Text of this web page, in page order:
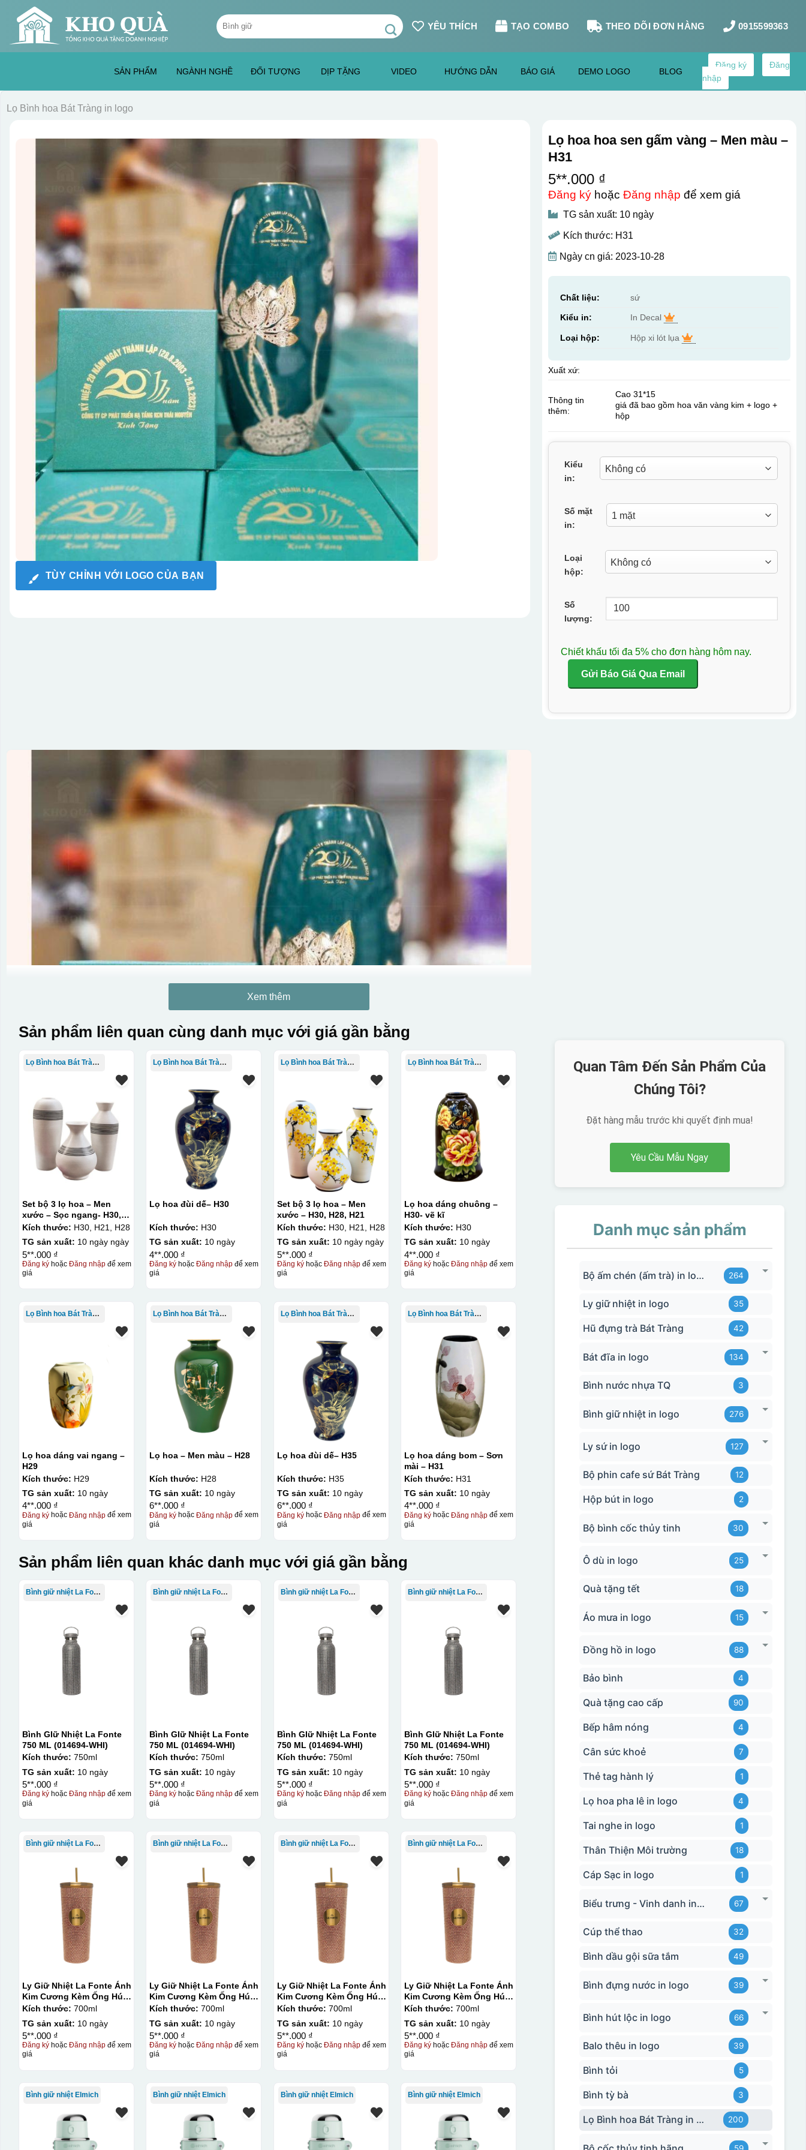
content
Tìm
kiếm:
YÊU THÍCH TẠO COMBO THEO DÕI ĐƠN HÀNG 0915599363
SẢN PHẨM NGÀNH NGHỀ ĐỐI TƯỢNG DỊP TẶNG VIDEO HƯỚNG DẪN BÁO GIÁ DEMO LOGO BLOG
Đăng ký
Đăng
nhập
Lọ Bình hoa Bát Tràng in logo
TÙY CHỈNH VỚI LOGO CỦA BẠN
Lọ hoa hoa sen gấm vàng – Men màu –
H31
5**.000 ₫
Đăng kýhoặc Đăng nhập để xem giá
TG sản xuất: 10 ngày
Kích thước: H31
Ngày cn giá: 2023-10-28
Chất liệu: sứ
Kiểu in: In Decal
Loại hộp: Hộp xi lót lụa
Xuất xứ:
Thông tin
thêm:
Cao 31*15
giá đã bao gồm hoa văn vàng kim + logo +
hộp
Kiểu
in:
Số mặt
in:
Loại
hộp:
Số
lượng:
Chiết khấu tối đa 5% cho đơn hàng hôm nay.
Gửi Báo Giá Qua Email
IN Decal lên GỐM SỨ
Bước 1: Tạo khuôn in để tạo ra Decal Bước 2: Dán decal lên gốm sứ Bước 3: Cho vào lò nung ở nhiệt độ 700-800 độ C
Bước 1: Tạo ra DECAL
Để tạo ra decal trước khi dán nó lên gốm sứ, xưởng in sẽ in lên 1 loại giấy đặc biệt, và kích
thước logo được căn chỉnh theo sản phẩm, để khi dán không bị nhỏ hoặc to quá
Decal được in xong, sẽ có 1 nền vàng phía dưới
Xem thêm
Sản phẩm liên quan cùng danh mục với giá gần bằng
Lọ Bình hoa Bát Tràng in logo
Set bộ 3 lọ hoa – Men
xước – Sọc ngang- H30,
H28, H21
Kích thước: H30, H21, H28
TG sản xuất: 10 ngày ngày
5**.000 ₫
Đăng kýhoặc Đăng nhậpđể xem
giá
Lọ Bình hoa Bát Tràng in logo
Lọ hoa đùi dế– H30
Kích thước: H30
TG sản xuất: 10 ngày
4**.000 ₫
Đăng ký hoặcĐăng nhập để xem
giá
Lọ Bình hoa Bát Tràng in logo
Set bộ 3 lọ hoa – Men
xước – H30, H28, H21
Kích thước: H30, H21, H28
TG sản xuất: 10 ngày ngày
5**.000 ₫
Đăng kýhoặc Đăng nhậpđể xem
giá
Lọ Bình hoa Bát Tràng in logo
Lọ hoa dáng chuông –
H30- vẽ kĩ
Kích thước: H30
TG sản xuất: 10 ngày
4**.000 ₫
Đăng ký hoặcĐăng nhập để xem
giá
Lọ Bình hoa Bát Tràng in logo
Lọ hoa dáng vai ngang –
H29
Kích thước: H29
TG sản xuất: 10 ngày
4**.000 ₫
Đăng kýhoặc Đăng nhậpđể xem
giá
Lọ Bình hoa Bát Tràng in logo
Lọ hoa – Men màu – H28
Kích thước: H28
TG sản xuất: 10 ngày
6**.000 ₫
Đăng ký hoặcĐăng nhập để xem
giá
Lọ Bình hoa Bát Tràng in logo
Lọ hoa đùi dế– H35
Kích thước: H35
TG sản xuất: 10 ngày
6**.000 ₫
Đăng kýhoặc Đăng nhậpđể xem
giá
Lọ Bình hoa Bát Tràng in logo
Lọ hoa dáng bom – Sơn
mài – H31
Kích thước: H31
TG sản xuất: 10 ngày
4**.000 ₫
Đăng ký hoặcĐăng nhập để xem
giá
Sản phẩm liên quan khác danh mục với giá gần bằng
Bình giữ nhiệt La Fonte
Bình GIữ Nhiệt La Fonte
750 ML (014694-WHI)
Kích thước: 750ml
TG sản xuất: 10 ngày
5**.000 ₫
Đăng kýhoặc Đăng nhậpđể xem
giá
Bình giữ nhiệt La Fonte
Bình GIữ Nhiệt La Fonte
750 ML (014694-WHI)
Kích thước: 750ml
TG sản xuất: 10 ngày
5**.000 ₫
Đăng ký hoặcĐăng nhập để xem
giá
Bình giữ nhiệt La Fonte
Bình GIữ Nhiệt La Fonte
750 ML (014694-WHI)
Kích thước: 750ml
TG sản xuất: 10 ngày
5**.000 ₫
Đăng kýhoặc Đăng nhậpđể xem
giá
Bình giữ nhiệt La Fonte
Bình GIữ Nhiệt La Fonte
750 ML (014694-WHI)
Kích thước: 750ml
TG sản xuất: 10 ngày
5**.000 ₫
Đăng ký hoặcĐăng nhập để xem
giá
Bình giữ nhiệt La Fonte
Ly Giữ Nhiệt La Fonte Ánh
Kim Cương Kèm Ống Hút-
700 ml-014687-GOL
Kích thước: 700ml
TG sản xuất: 10 ngày
5**.000 ₫
Đăng kýhoặc Đăng nhậpđể xem
giá
Bình giữ nhiệt La Fonte
Ly Giữ Nhiệt La Fonte Ánh
Kim Cương Kèm Ống Hút-
700 ml-014687-GOL
Kích thước: 700ml
TG sản xuất: 10 ngày
5**.000 ₫
Đăng ký hoặcĐăng nhập để xem
giá
Bình giữ nhiệt La Fonte
Ly Giữ Nhiệt La Fonte Ánh
Kim Cương Kèm Ống Hút-
700 ml-014687-GOL
Kích thước: 700ml
TG sản xuất: 10 ngày
5**.000 ₫
Đăng kýhoặc Đăng nhậpđể xem
giá
Bình giữ nhiệt La Fonte
Ly Giữ Nhiệt La Fonte Ánh
Kim Cương Kèm Ống Hút-
700 ml-014687-GOL
Kích thước: 700ml
TG sản xuất: 10 ngày
5**.000 ₫
Đăng ký hoặcĐăng nhập để xem
giá
Bình giữ nhiệt Elmich Bình giữ nhiệt Elmich Bình giữ nhiệt Elmich Bình giữ nhiệt Elmich
Quan Tâm Đến Sản Phẩm Của
Chúng Tôi?
Đặt hàng mẫu trước khi quyết định mua!
Yêu Cầu Mẫu Ngay
Danh mục sản phẩm
Bộ ấm chén (ấm trà) in logo 264
Ly giữ nhiệt in logo 35
Hũ đựng trà Bát Tràng 42
Bát đĩa in logo 134
Bình nước nhựa TQ 3
Bình giữ nhiệt in logo 276
Ly sứ in logo 127
Bộ phin cafe sứ Bát Tràng 12
Hộp bút in logo 2
Bộ bình cốc thủy tinh 30
Ô dù in logo 25
Quà tặng tết 18
Áo mưa in logo 15
Đồng hồ in logo 88
Bảo bình 4
Quà tặng cao cấp 90
Bếp hâm nóng 4
Cân sức khoẻ 7
Thẻ tag hành lý 1
Lọ hoa pha lê in logo 4
Tai nghe in logo 1
Thân Thiện Môi trường 18
Cáp Sạc in logo 1
Biểu trưng - Vinh danh in logo 67
Cúp thể thao 32
Bình dầu gội sữa tắm 49
Bình đựng nước in logo 39
Bình hút lộc in logo 66
Balo thêu in logo 39
Bình tỏi 5
Bình tỳ bà 3
Lọ Bình hoa Bát Tràng in logo 200
59